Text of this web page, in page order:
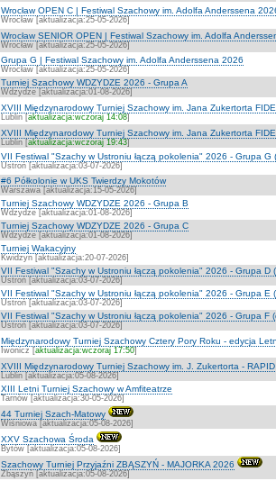
Wrocław OPEN C | Festiwal Szachowy im. Adolfa Anderssena
Wrocław [aktualizacja:25-05-2026]
Wrocław SENIOR OPEN | Festiwal Szachowy im. Adolfa
Wrocław [aktualizacja:25-05-2026]
Grupa G | Festiwal Szachowy im. Adolfa Anderssena 2026
Wrocław [aktualizacja:25-05-2026]
Turniej Szachowy WDZYDZE 2026 - Grupa A
Wdzydze [aktualizacja:01-08-2026]
XVIII Międzynarodowy Turniej Szachowy im. Jana Zukertorta
Lublin [aktualizacja:wczoraj 14:08]
XVIII Międzynarodowy Turniej Szachowy im. Jana Zukertorta
Lublin [aktualizacja:wczoraj 19:43]
VII Festiwal "Szachy w Ustroniu łączą pokolenia" 2026 - Grupa G
Ustroń [aktualizacja:03-07-2026]
#6 Półkolonie w UKS Twierdzy Mokotów
Warszawa [aktualizacja:15-05-2026]
Turniej Szachowy WDZYDZE 2026 - Grupa B
Wdzydze [aktualizacja:01-08-2026]
Turniej Szachowy WDZYDZE 2026 - Grupa C
Wdzydze [aktualizacja:01-08-2026]
Turniej Wakacyjny
Kwidzyn [aktualizacja:20-07-2026]
VII Festiwal "Szachy w Ustroniu łączą pokolenia" 2026 - Grupa D
Ustroń [aktualizacja:03-07-2026]
VII Festiwal "Szachy w Ustroniu łączą pokolenia" 2026 - Grupa E
Ustroń [aktualizacja:03-07-2026]
VII Festiwal "Szachy w Ustroniu łączą pokolenia" 2026 - Grupa F
Ustroń [aktualizacja:03-07-2026]
Międzynarodowy Turniej Szachowy Cztery Pory Roku - edycja
Iwonicz [aktualizacja:wczoraj 17:50]
XVIII Międzynarodowy Turniej Szachowy im. J. Zukertorta -
Lublin [aktualizacja:05-08-2026]
XIII Letni Turniej Szachowy w Amfiteatrze
Tarnów [aktualizacja:30-05-2026]
44 Turniej Szach-Matowy
Wiśniowa [aktualizacja:05-08-2026]
XXV Szachowa Środa
Bytów [aktualizacja:05-08-2026]
Szachowy Turniej Przyjaźni ZBĄSZYŃ - MAJORKA 2026
Zbąszyń [aktualizacja:05-08-2026]